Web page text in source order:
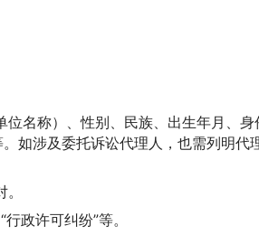
名称）、性别、民族、出生年月、身
如涉及委托诉讼代理人，也需列明代
政许可纠纷”等。